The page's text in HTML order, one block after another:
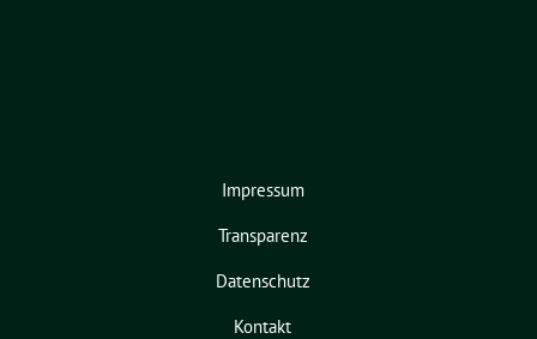
Impressum
Transparenz
Datenschutz
Kontakt